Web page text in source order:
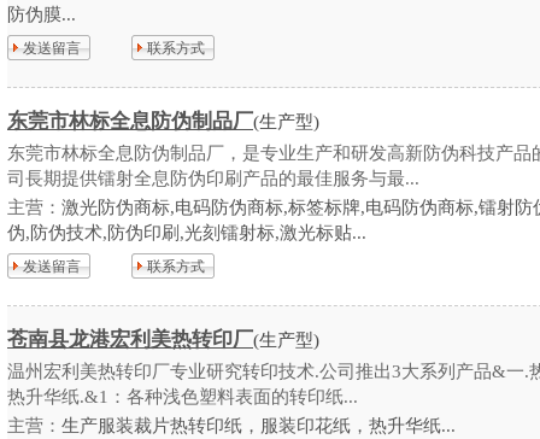
防伪膜...
发送留言 联系方式
东莞市林标全息防伪制品厂(生产型)
东莞市林标全息防伪制品厂，是专业生产和研发高新防伪科技产品
司長期提供镭射全息防伪印刷产品的最佳服务与最...
主营： 激光防伪商标,电码防伪商标,标签标牌,电码防伪商标,镭射防
伪,防伪技术,防伪印刷,光刻镭射标,激光标贴...
发送留言 联系方式
苍南县龙港宏利美热转印厂(生产型)
温州宏利美热转印厂专业研究转印技术.公司推出3大系列产品&一.
热升华纸.&1：各种浅色塑料表面的转印纸...
主营： 生产服装裁片热转印纸，服装印花纸，热升华纸...